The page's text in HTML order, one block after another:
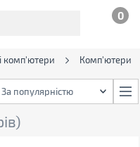
0
комп'ютери Комп'ютери
За популярністю
За популярністю